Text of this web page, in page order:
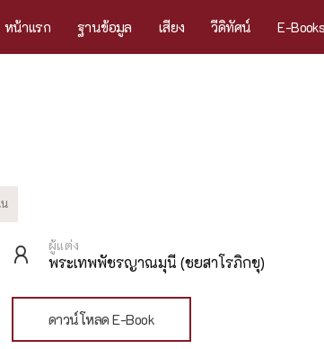
หน้าแรก ฐานข้อมูล เสียง วีดิทัศน์ E-Books
ผู้แต่ง
พระเทพพัชรญาณมุนี (ชยสาโรภิกขุ)
ดาวน์โหลด E-Book